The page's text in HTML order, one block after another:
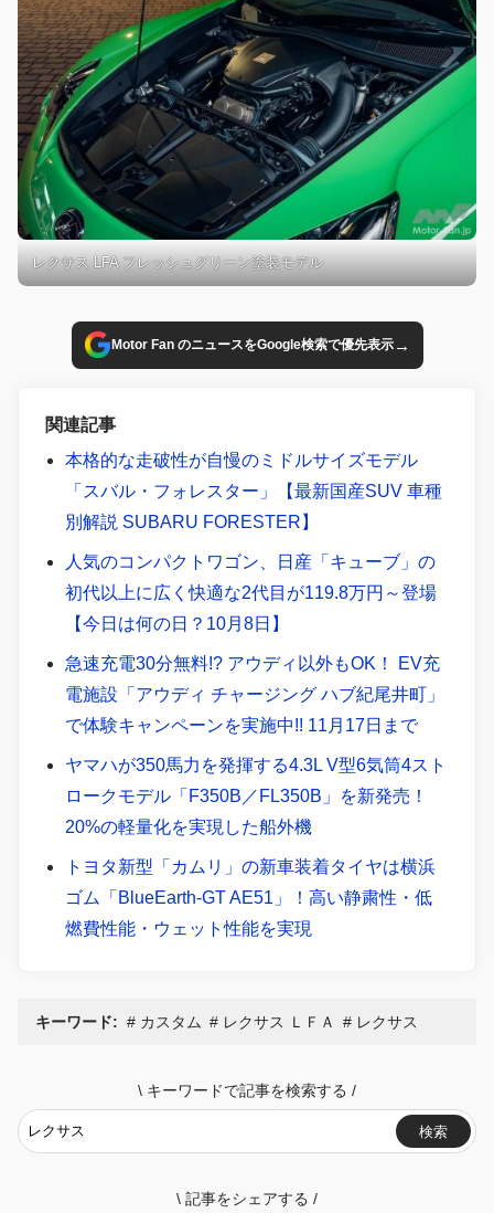
レクサス LFA フレッシュグリーン塗装モデル
Motor Fan のニュースをGoogle検索で優先表示→
関連記事
本格的な走破性が自慢のミドルサイズモデル
「スバル・フォレスター」【最新国産SUV 車種
別解説 SUBARU FORESTER】
人気のコンパクトワゴン、日産「キューブ」の
初代以上に広く快適な2代目が119.8万円～登場
【今日は何の日？10月8日】
急速充電30分無料!? アウディ以外もOK！ EV充
電施設「アウディ チャージング ハブ紀尾井町」
で体験キャンペーンを実施中!! 11月17日まで
ヤマハが350馬力を発揮する4.3L V型6気筒4スト
ロークモデル「F350B／FL350B」を新発売！
20%の軽量化を実現した船外機
トヨタ新型「カムリ」の新車装着タイヤは横浜
ゴム「BlueEarth-GT AE51」！高い静粛性・低
燃費性能・ウェット性能を実現
キーワード: カスタム レクサス ＬＦＡ レクサス
\ キーワードで記事を検索する /
検索
\ 記事をシェアする /